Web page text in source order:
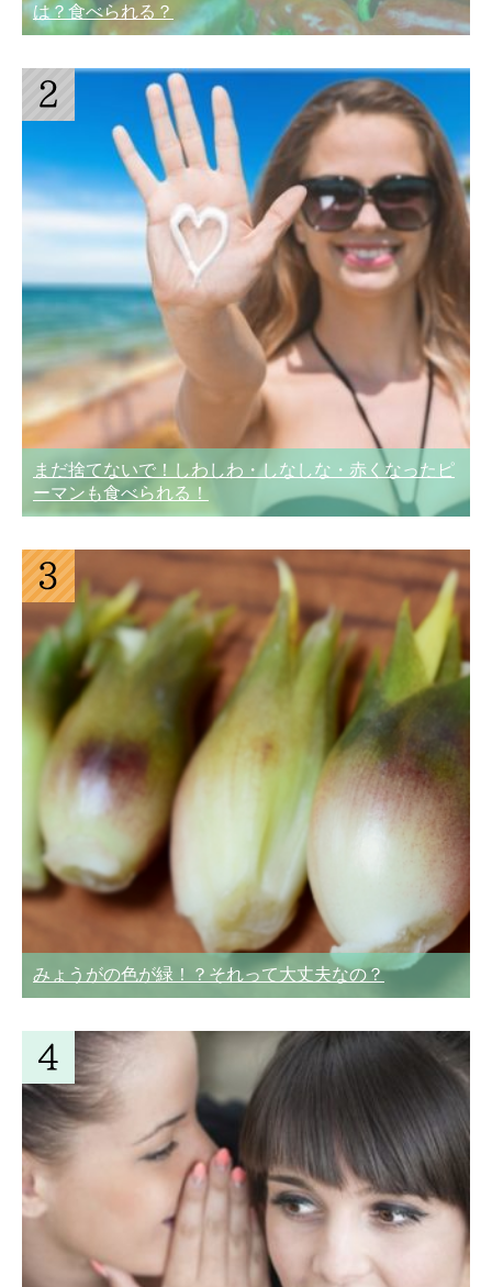
は？食べられる？
まだ捨てないで！しわしわ・しなしな・赤くなったピ
ーマンも食べられる！
みょうがの色が緑！？それって大丈夫なの？